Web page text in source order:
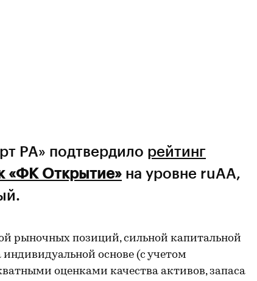
РА» подтвердило рейтинг
«ФК Открытие» на уровне ruАА,
рыночных позиций, сильной капитальной
основе (с учетом
оценками качества активов, запаса